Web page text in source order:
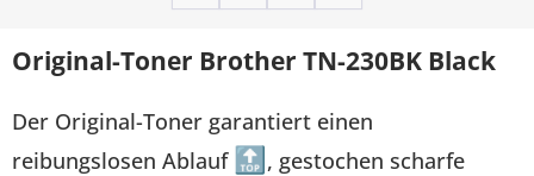
Original-Toner Brother TN-230BK Black
Der Original-Toner garantiert einen
reibungslosen Ablauf 🔝 , gestochen scharfe